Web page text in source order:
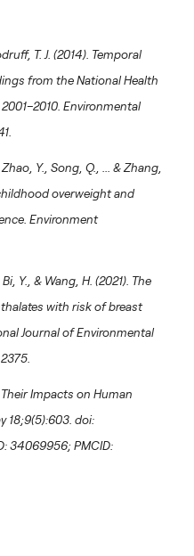
T. J. (2014). Temporal
from the National Health
Environmental
Y., Song, Q., ... & Zhang,
overweight and
Environment
Y., & Wang, H. (2021). The
with risk of breast
Journal of Environmental
Impacts on Human
18;9(5):603. doi:
34069956; PMCID: